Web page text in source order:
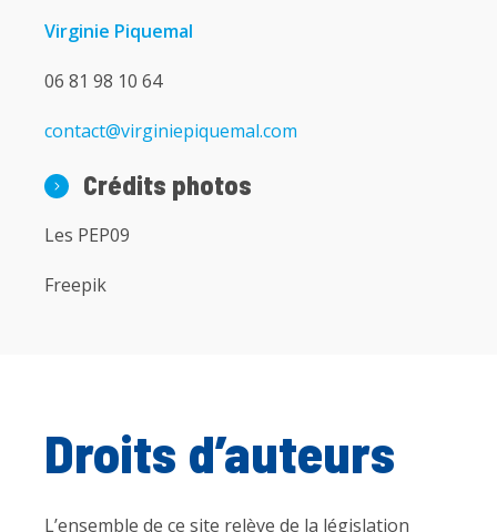
Virginie Piquemal
06 81 98 10 64
contact@virginiepiquemal.com
Crédits photos
Les PEP09
Freepik
Droits d’auteurs
L’ensemble de ce site relève de la législation